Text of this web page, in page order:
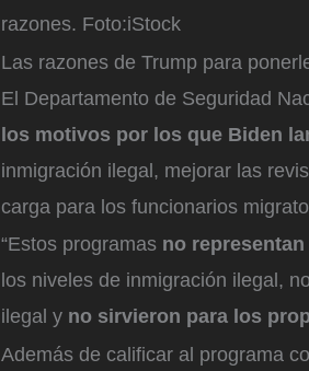
razones. Foto:iStock
Las razones de Trump para
El Departamento de Seguridad
los motivos por los que Biden
inmigración ilegal, mejorar las
carga para los funcionarios
“Estos programas no
los niveles de inmigración ilegal,
ilegal y no sirvieron para los
Además de calificar al programa